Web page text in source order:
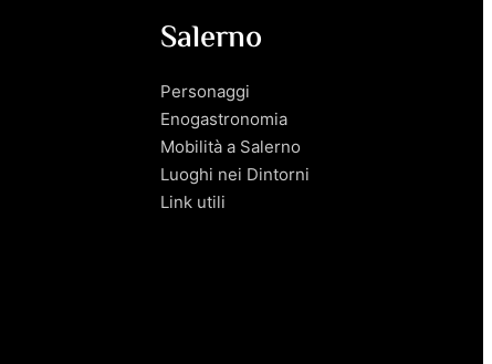
Salerno
Personaggi
Enogastronomia
Mobilità a Salerno
Luoghi nei Dintorni
Link utili